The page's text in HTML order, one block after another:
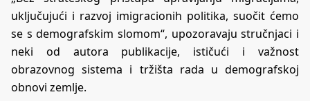
uključujući i razvoj imigracionih politika, suočit ćemo
se s demografskim slomom“, upozoravaju stručnjaci i
neki od autora publikacije, ističući i važnost
obrazovnog sistema i tržišta rada u demografskoj
obnovi zemlje.